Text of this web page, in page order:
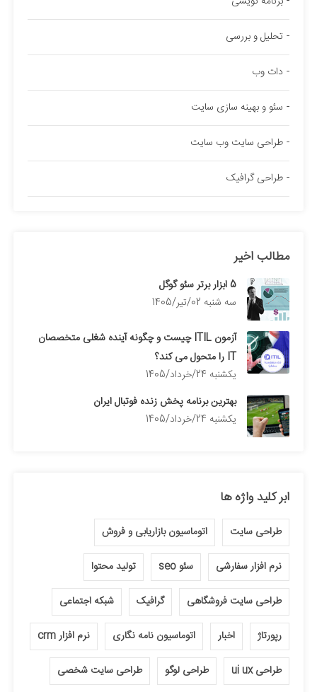
تحلیل و بررسی
دات وب
سئو و بهینه سازی سایت
طراحی سایت وب سایت
طراحی گرافیک
مطالب اخیر
5 ابزار برتر سئو گوگل
سه شنبه 02/تیر/1405
آزمون ITIL چیست و چگونه آینده شغلی متخصصان
IT را متحول می کند؟
يكشنبه 24/خرداد/1405
بهترین برنامه پخش زنده فوتبال ایران
يكشنبه 24/خرداد/1405
ابر کلید واژه ها
طراحی سایت اتوماسیون بازاریابی و فروش
نرم افزار سفارشی سئو seo تولید محتوا
طراحی سایت فروشگاهی گرافیک شبکه اجتماعی
رپورتاژ اخبار اتوماسیون نامه نگاری نرم افزار crm
طراحی ui ux طراحی لوگو طراحی سایت شخصی